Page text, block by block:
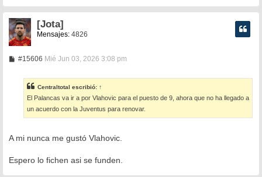
[Jota]
Mensajes:4826
#15606M
a
j
e
Mié Jun 03, 2026 3:08 pm
Centraltotal escribió: ↑
El Palancas va ir a por Vlahovic para el puesto de 9, ahora que no ha llegado a
un acuerdo con la Juventus para renovar.
A mi nunca me gustó Vlahovic.
Espero lo fichen asi se funden.